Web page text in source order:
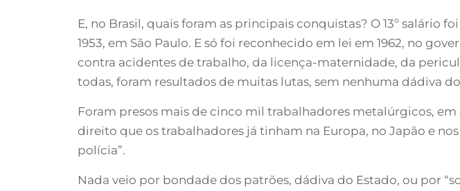
E, no Brasil, quais foram as principais conquistas? O 13º salário
1953, em São Paulo. E só foi reconhecido em lei em 1962, no
contra acidentes de trabalho, da licença-maternidade, da
todas, foram resultados de muitas lutas, sem nenhuma dádiva
Foram presos mais de cinco mil trabalhadores metalúrgicos,
direito que os trabalhadores já tinham na Europa, no Japão e
polícia”.
Nada veio por bondade dos patrões, dádiva do Estado, ou por